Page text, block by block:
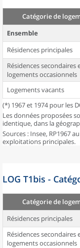
Catégorie de
Ensemble
Résidences principales
Résidences secondaires
logements occasionnels
Logements vacants
(*) 1967 et 1974 pour les
Les données proposées
identique, dans la
Sources : Insee, RP1967
exploitations principales.
LOG T1bis -
Catégorie de
Résidences principales
Résidences secondaires
logements occasionnels